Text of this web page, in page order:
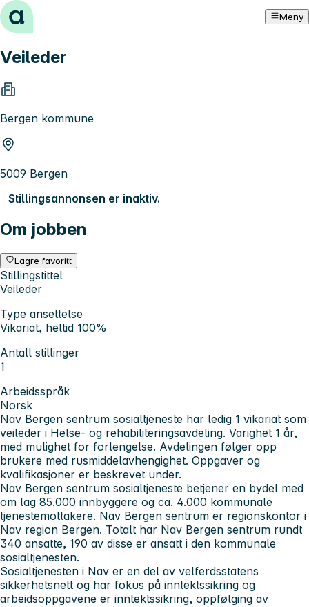
Hopp til innhold Meny
Veileder
Bergen kommune
5009 Bergen
Stillingsannonsen er inaktiv.
Om jobben
Lagre favoritt
Stillingstittel
Veileder
Type ansettelse
Vikariat, heltid 100%
Antall stillinger
1
Arbeidsspråk
Norsk
Nav Bergen sentrum sosialtjeneste har ledig 1 vikariat som
veileder i Helse- og rehabiliteringsavdeling. Varighet 1 år,
med mulighet for forlengelse. Avdelingen følger opp
brukere med rusmiddelavhengighet. Oppgaver og
kvalifikasjoner er beskrevet under.
Nav Bergen sentrum sosialtjeneste betjener en bydel med
om lag 85.000 innbyggere og ca. 4.000 kommunale
tjenestemottakere. Nav Bergen sentrum er regionskontor i
Nav region Bergen. Totalt har Nav Bergen sentrum rundt
340 ansatte, 190 av disse er ansatt i den kommunale
sosialtjenesten.
Sosialtjenesten i Nav er en del av velferdsstatens
sikkerhetsnett og har fokus på inntektssikring og
arbeidsoppgavene er inntektssikring, oppfølging av